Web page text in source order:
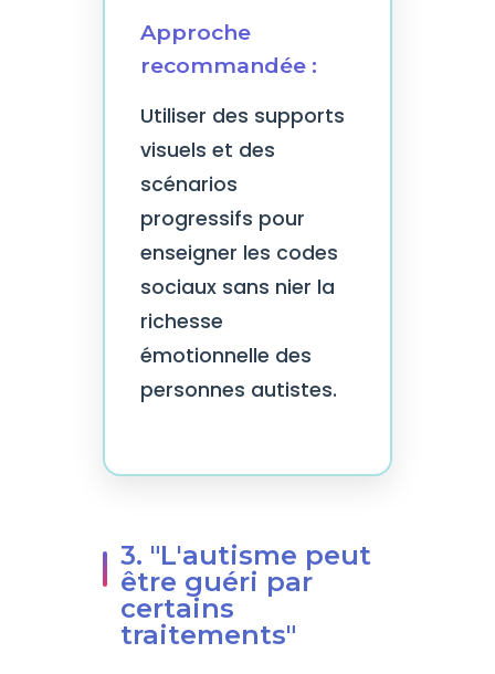
Approche
recommandée :
Utiliser des supports
visuels et des
scénarios
progressifs pour
enseigner les codes
sociaux sans nier la
richesse
émotionnelle des
personnes autistes.
3. "L'autisme peut
être guéri par
certains
traitements"